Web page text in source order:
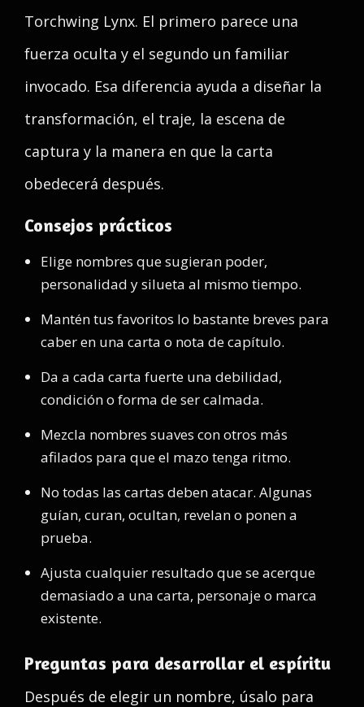
Torchwing Lynx. El primero parece una
fuerza oculta y el segundo un familiar
invocado. Esa diferencia ayuda a diseñar la
transformación, el traje, la escena de
captura y la manera en que la carta
obedecerá después.
Consejos prácticos
Elige nombres que sugieran poder,
personalidad y silueta al mismo tiempo.
Mantén tus favoritos lo bastante breves para
caber en una carta o nota de capítulo.
Da a cada carta fuerte una debilidad,
condición o forma de ser calmada.
Mezcla nombres suaves con otros más
afilados para que el mazo tenga ritmo.
No todas las cartas deben atacar. Algunas
guían, curan, ocultan, revelan o ponen a
prueba.
Ajusta cualquier resultado que se acerque
demasiado a una carta, personaje o marca
existente.
Preguntas para desarrollar el espíritu
Después de elegir un nombre, úsalo para